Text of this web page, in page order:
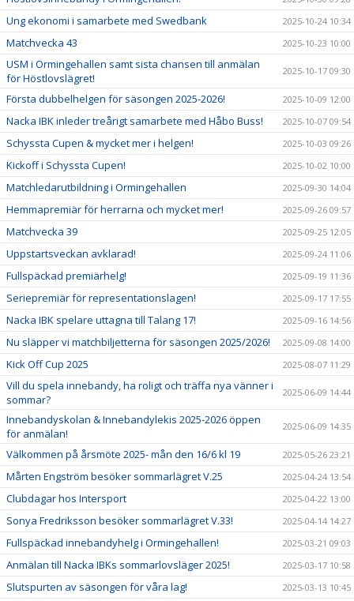
Ung ekonomi i samarbete med Swedbank 2025-10-24 10:34
Matchvecka 43 2025-10-23 10:00
USM i Ormingehallen samt sista chansen till anmälan
för Höstlovslägret!
2025-10-17 09:30
Första dubbelhelgen för säsongen 2025-2026! 2025-10-09 12:00
Nacka IBK inleder treårigt samarbete med Håbo Buss! 2025-10-07 09:54
Schyssta Cupen & mycket mer i helgen! 2025-10-03 09:26
Kickoff i Schyssta Cupen! 2025-10-02 10:00
Matchledarutbildning i Ormingehallen 2025-09-30 14:04
Hemmapremiär för herrarna och mycket mer! 2025-09-26 09:57
Matchvecka 39 2025-09-25 12:05
Uppstartsveckan avklarad! 2025-09-24 11:06
Fullspäckad premiärhelg! 2025-09-19 11:36
Seriepremiär för representationslagen! 2025-09-17 17:55
Nacka IBK spelare uttagna till Talang 17! 2025-09-16 14:56
Nu släpper vi matchbiljetterna för säsongen 2025/2026! 2025-09-08 14:00
Kick Off Cup 2025 2025-08-07 11:29
Vill du spela innebandy, ha roligt och träffa nya vänner i
sommar?
2025-06-09 14:44
Innebandyskolan & Innebandylekis 2025-2026 öppen
för anmälan!
2025-06-09 14:35
Välkommen på årsmöte 2025- mån den 16/6 kl 19 2025-05-26 23:21
Mårten Engström besöker sommarlägret V.25 2025-04-24 13:54
Clubdagar hos Intersport 2025-04-22 13:00
Sonya Fredriksson besöker sommarlägret V.33! 2025-04-14 14:27
Fullspäckad innebandyhelg i Ormingehallen! 2025-03-21 09:03
Anmälan till Nacka IBKs sommarlovsläger 2025! 2025-03-17 10:58
Slutspurten av säsongen för våra lag! 2025-03-13 10:45